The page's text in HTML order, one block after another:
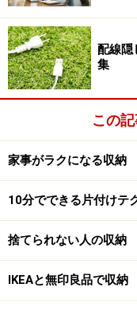
3. 8畳でセミ
レンジ
小さな子どもがい
いったケースは少
使う場合は、通常
ッドにするとしたら
ベッドまわりを回遊で
ルームに
クイーンやキング
配線隠
集
この
家事がラクになる収納
10分でできる片付けテ
捨てられない人の収納
IKEAと無印良品で収納